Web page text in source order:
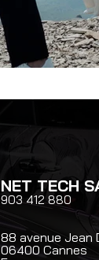
NET TECH
903 412 880
88 avenue Jean
06400 Cannes